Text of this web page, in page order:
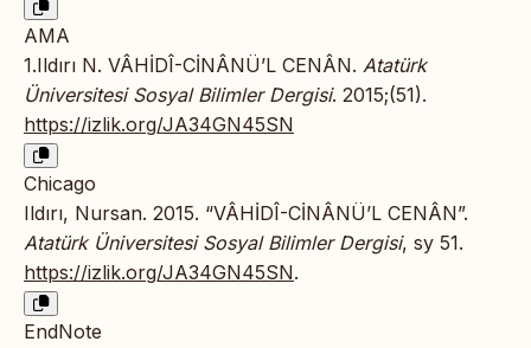
AMA
1.Ildırı N. VÂHİDÎ-CİNÂNÜ’L CENÂN. Atatürk
Üniversitesi Sosyal Bilimler Dergisi. 2015;(51).
https://izlik.org/JA34GN45SN
Chicago
Ildırı, Nursan. 2015. “VÂHİDÎ-CİNÂNÜ’L CENÂN”.
Atatürk Üniversitesi Sosyal Bilimler Dergisi, sy 51.
https://izlik.org/JA34GN45SN.
EndNote